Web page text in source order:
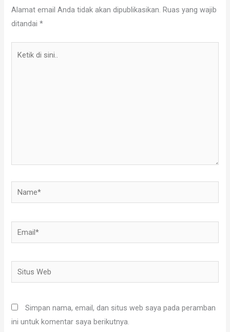
Alamat email Anda tidak akan dipublikasikan. Ruas yang wajib
ditandai*
Name*
Email*
Situs
Web
Simpan nama, email, dan situs web saya pada peramban
ini untuk komentar saya berikutnya.